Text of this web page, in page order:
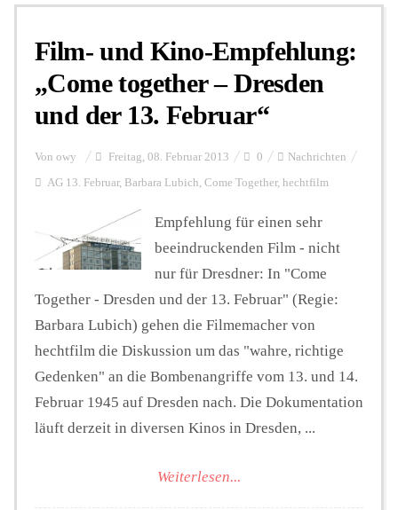
Personalien
Hintergrund
FUNKTURM-Beiträge
Podcast
Seminare
Unterstützen
Film- und Kino-Empfehlung:
„Come together – Dresden
und der 13. Februar“
Von owy Freitag, 08. Februar 2013 0 Nachrichten
AG 13. Februar, Barbara Lubich, Come Together, hechtfilm
Empfehlung für einen sehr
beeindruckenden Film - nicht
nur für Dresdner: In "Come
Together - Dresden und der 13. Februar" (Regie:
Barbara Lubich) gehen die Filmemacher von
hechtfilm die Diskussion um das "wahre, richtige
Gedenken" an die Bombenangriffe vom 13. und 14.
Februar 1945 auf Dresden nach. Die Dokumentation
läuft derzeit in diversen Kinos in Dresden, ...
Weiterlesen...